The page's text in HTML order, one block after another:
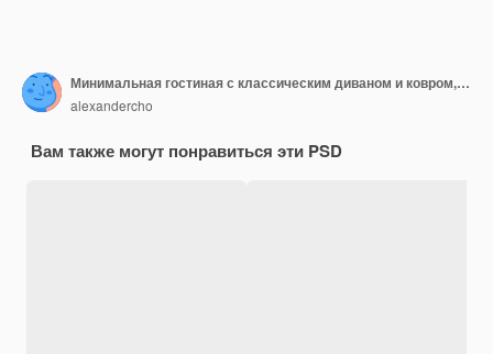
Минимальная гостиная с классическим диваном и ковром, идеи дизайна интерьера
alexandercho
Вам также могут понравиться эти PSD